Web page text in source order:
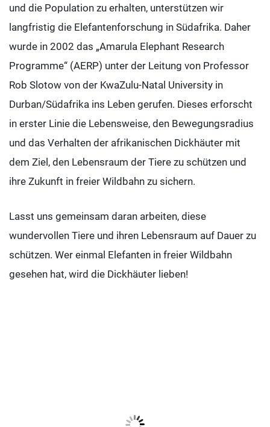
und die Population zu erhalten, unterstützen wir
langfristig die Elefantenforschung in Südafrika. Daher
wurde in 2002 das „Amarula Elephant Research
Programme“ (AERP) unter der Leitung von Professor
Rob Slotow von der KwaZulu-Natal University in
Durban/Südafrika ins Leben gerufen. Dieses erforscht
in erster Linie die Lebensweise, den Bewegungsradius
und das Verhalten der afrikanischen Dickhäuter mit
dem Ziel, den Lebensraum der Tiere zu schützen und
ihre Zukunft in freier Wildbahn zu sichern.
Lasst uns gemeinsam daran arbeiten, diese
wundervollen Tiere und ihren Lebensraum auf Dauer zu
schützen. Wer einmal Elefanten in freier Wildbahn
gesehen hat, wird die Dickhäuter lieben!